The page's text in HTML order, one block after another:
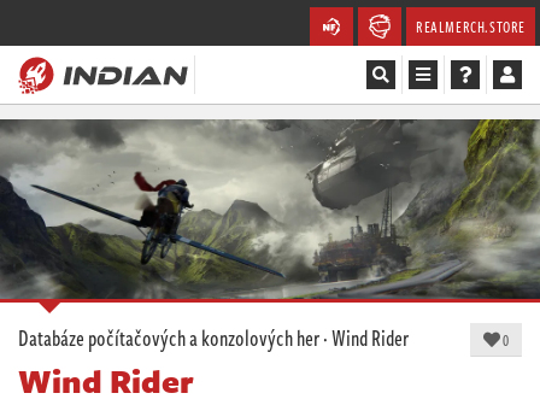
REALMERCH.STORE
Magazín
Recenze
Videa
Soutěže
Databáze
Databáze počítačových a konzolových her·Wind Rider 0
Wind Rider